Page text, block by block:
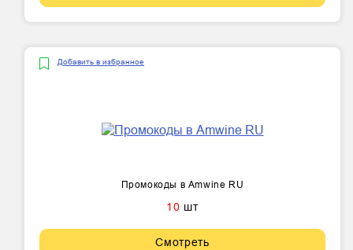
Добавить в избранное
Промокоды в Amwine RU
10 шт
Смотреть